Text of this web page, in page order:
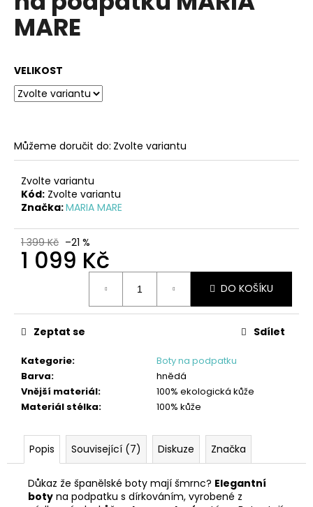
5
hvězdiček.
MARE
VELIKOST
Můžeme doručit do: Zvolte variantu
Zvolte variantu
Kód: Zvolte variantu
Značka:MARIA MARE
1 399 Kč –21 %
1 099 Kč
DO KOŠÍKU
Kategorie:
Boty na podpatku
Barva:
hnědá
Vnější materiál:
100% ekologická kůže
Materiál stélka: 100% kůže
Zeptat se Sdílet
Popis Související (7) Diskuze Značka
Důkaz že španělské boty mají šmrnc? Elegantní
boty na podpatku s dírkováním, vyrobené z
u
j
m
e
ZDRAVOTNÍ
KLÍNKU
EMMA
SHOES
249
Kč